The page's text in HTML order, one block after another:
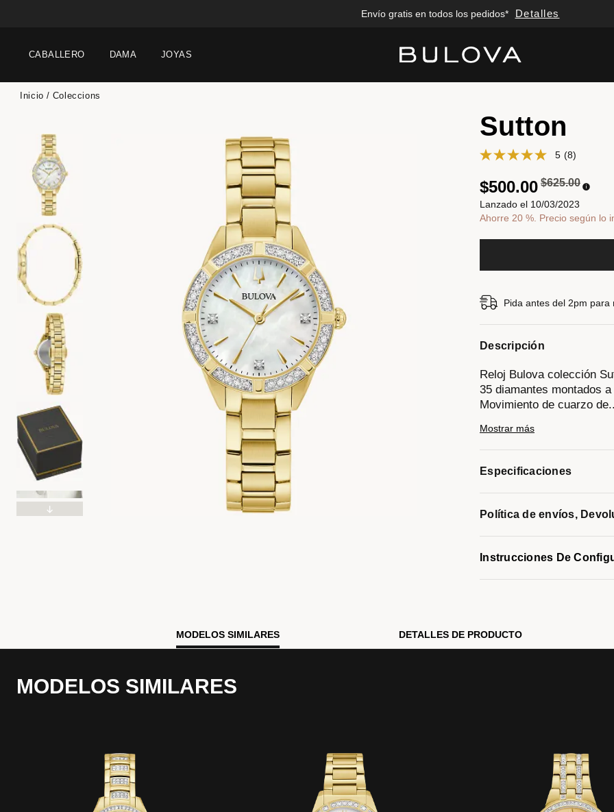
Envío gratis en todos los pedidos* Detalles
CABALLERO DAMA JOYAS
Inicio Coleccions
Sutton
5 (8)
Precio
$625.00a
$500.00
Lanzado el 10/03/2023
Ahorre 20 %. Precio según lo
Pida antes del 2pm
Descripción
Reloj Bulova colección
35 diamantes montados
Movimiento de cuarzo de
Caja y brazalete
desplegable de doble
Carátula de Madre Perla
3,6,9 hrs indicadores y
Cristal de zafiro.
Resistencia al agua de
Modelo #:98R297
Mostrar más
Especificaciones
Política de envíos,
Instrucciones De
MODELOS SIMILARES DETALLES DE PRODUCTO
MODELOS SIMILARES
Added to Manage Wishlist